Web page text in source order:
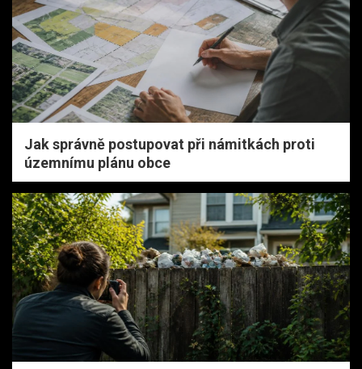
Jak správně postupovat při námitkách proti
územnímu plánu obce